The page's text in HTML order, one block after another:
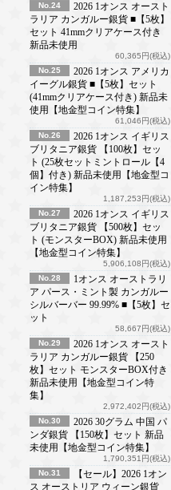
No.24
2026 1オンス オースト
ラリア カンガルー銀貨 ■【5枚】
セット 41mmクリアケース付き
新品未使用
60,365円(税込)
No.25
2026 1オンス アメリカ
イーグル銀貨 ■【5枚】セット
(41mmクリアケース付き) 新品未
使用【地金型コイン特集】
61,046円(税込)
No.26
2026 1オンス イギリス
ブリタニア銀貨 【100枚】セッ
ト (25枚セットミントロール【4
個】付き) 新品未使用【地金型コ
イン特集】
1,187,253円(税込)
No.27
2026 1オンス イギリス
ブリタニア銀貨 【500枚】セッ
ト (モンスターBOX) 新品未使用
【地金型コイン特集】
5,906,108円(税込)
No.28
1オンス オーストラリ
ア パース・ミント製 カンガルー
シルバーバー 99.99% ■【5枚】セ
ット
58,667円(税込)
No.29
2026 1オンス オースト
ラリア カンガルー銀貨 【250
枚】セット モンスターBOX付き
新品未使用【地金型コイン特
集】
2,972,402円(税込)
No.30
2026 30グラム 中国 パ
ンダ銀貨 【150枚】セット 新品
未使用【地金型コイン特集】
1,790,351円(税込)
No.31
【セール】2026 1オン
ス オーストリア ウィーン銀貨